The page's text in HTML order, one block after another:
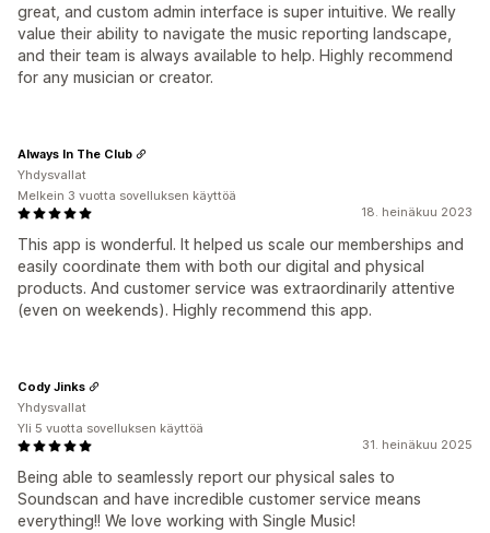
great, and custom admin interface is super intuitive. We really
value their ability to navigate the music reporting landscape,
and their team is always available to help. Highly recommend
for any musician or creator.
18. heinäkuu 2023
This app is wonderful. It helped us scale our memberships and
easily coordinate them with both our digital and physical
products. And customer service was extraordinarily attentive
(even on weekends). Highly recommend this app.
Always In The Club
Yhdysvallat
Melkein 3 vuotta sovelluksen käyttöä
31. heinäkuu 2025
Being able to seamlessly report our physical sales to
Soundscan and have incredible customer service means
everything!! We love working with Single Music!
Cody Jinks
Yhdysvallat
Yli 5 vuotta sovelluksen käyttöä